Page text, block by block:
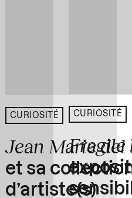
CURIOSITÉ
Jean Marie del
et sa
d’artiste(s)
CURIOSITÉ
Fragile